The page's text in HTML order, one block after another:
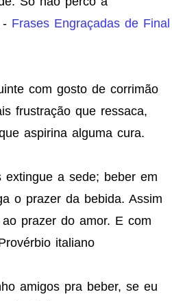
- Frases Engraçadas de Final
com gosto de corrimão
frustração que ressaca,
aspirina alguma cura.
extingue a sede; beber em
o prazer da bebida. Assim
prazer do amor. E com
italiano
amigos pra beber, se eu